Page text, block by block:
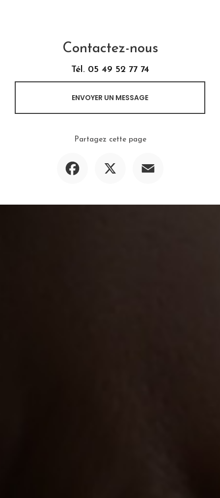
Contactez-nous
Tél. 05 49 52 77 74
ENVOYER UN MESSAGE
Partagez cette page